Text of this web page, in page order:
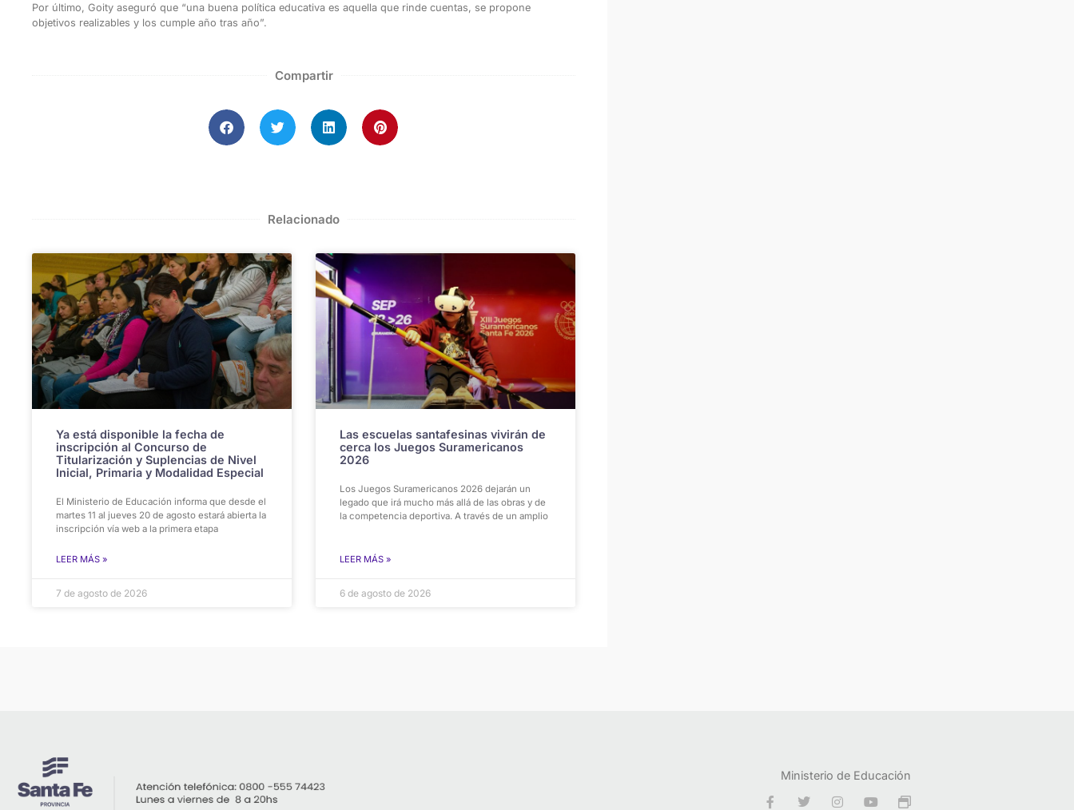
Por último, Goity aseguró que “una buena política educativa es aquella que rinde cuentas, se propone
objetivos realizables y los cumple año tras año”.
Compartir
Relacionado
Ya está disponible la fecha de
inscripción al Concurso de
Titularización y Suplencias de Nivel
Inicial, Primaria y Modalidad Especial
El Ministerio de Educación informa que desde el
martes 11 al jueves 20 de agosto estará abierta la
inscripción vía web a la primera etapa
LEER MÁS »
7 de agosto de 2026
Las escuelas santafesinas vivirán de
cerca los Juegos Suramericanos
2026
Los Juegos Suramericanos 2026 dejarán un
legado que irá mucho más allá de las obras y de
la competencia deportiva. A través de un amplio
LEER MÁS »
6 de agosto de 2026
Ministerio de Educación